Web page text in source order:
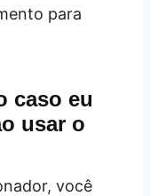
para
caso eu
usar o
você